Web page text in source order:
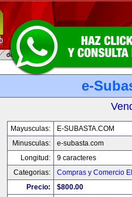
e-
Mayusculas:
E-SUBASTA.COM
Minusculas:
e-subasta.com
Longitud:
9 caracteres
Categorias:
Compras y Comercio
Precio:
$800.00